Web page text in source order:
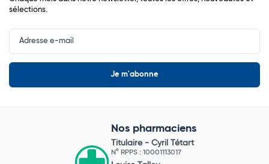
sélections.
Input
Newsletter
Nos pharmaciens
Titulaire - Cyril Tétart
N° RPPS : 10001113017